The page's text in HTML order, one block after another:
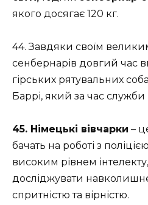
якого досягає 120 кг.
44. Завдяки своїм
сенбернарів довгий час
гірських рятувальних
Баррі, який за час служби
45. Німецькі вівчарки –
бачать на роботі з
високим рівнем
досліджувати
спритністю та вірністю.